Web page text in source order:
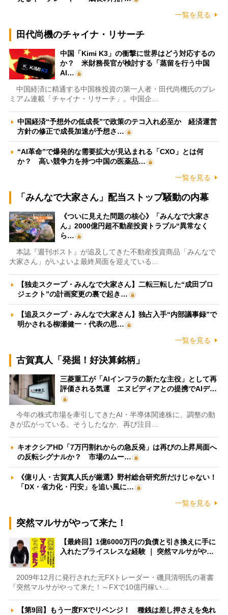
一覧を見る
田代尚機のチャイナ・リサーチ
中国「Kimi K3」の衝撃に世界はどう対応するの
か？ 米財務長官が検討する「蒸留を行う中国
AI…
中国経済に精通する中国株投資の第一人者・田代尚機氏のプレ
ミアム連載「チャイナ・リサーチ」。中国企…
中国経済“予想外の低成長”で政策のテコ入れ必至か 経済運営
方針の修正で成長加速が予想さ…
“AI革命”で爆発的な需要拡大が見込まれる「CXO」とは何
か？ 高い競争力を持つ中国の医薬品…
一覧を見る
「みんなで大家さん」配当ストップ騒動の内幕
《ついに見えた問題の核心》「みんなで大家さ
ん」2000億円超不動産投資トラブル“異常なく
ら…
本誌『週刊ポスト』が追及してきた不動産投資商品「みんなで
大家さん」がいよいよ最終局面を迎えている…
【独走スクープ・みんなで大家さん】二転三転した“成田プロ
ジェクト”の計画変更の裏で起き…
【追及スクープ・みんなで大家さん】独占入手“内部議事録”で
明かされる柳瀬健一・代表の思…
一覧を見る
古賀真人「発掘！好決算銘柄」
三菱重工が「AIインフラの新たな主役」として再
評価される気運 エヌビディアとの提携でAIデ…
今年の株式市場を牽引してきたAI・半導体関連株に、調整の動
きが広がっている。そうしたなか、再び注目…
キオクシアHD「7万円割れからの急反発」は再びの上昇局面へ
の反転シグナルか？ 市場のムー…
《億り人・古賀真人氏が厳選》野村総合研究所だけじゃない！
「DX・省力化・円安」を追い風に…
一覧を見る
突然マルサがやって来た！
【最終回】1億6000万円の負債と引き換えに手に
入れたプライスレスな経験 ｜ 突然マルサがや…
2009年12月に発行された元FXトレーダー・磯貝清明氏の著書
『突然マルサがやって来た！～FXで10億円稼い…
【第9回】もう一度FXでリベンジ！ 種銭は差し押さえを免れ